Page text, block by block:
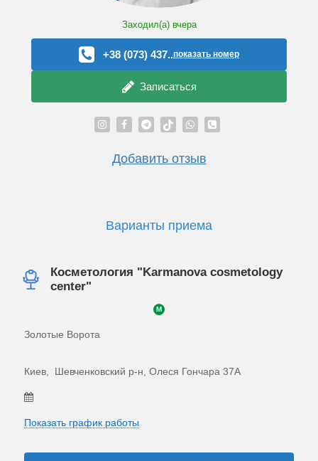
Заходил(а) вчера
+38 (073) 437..показать номер
Записаться
Добавить отзыв
Варианты приема
Косметология "Karmanova cosmetology
center"
M
Золотые Ворота
Киев, Шевченковский р‑н, Олеся Гончара 37А
Показать график работы